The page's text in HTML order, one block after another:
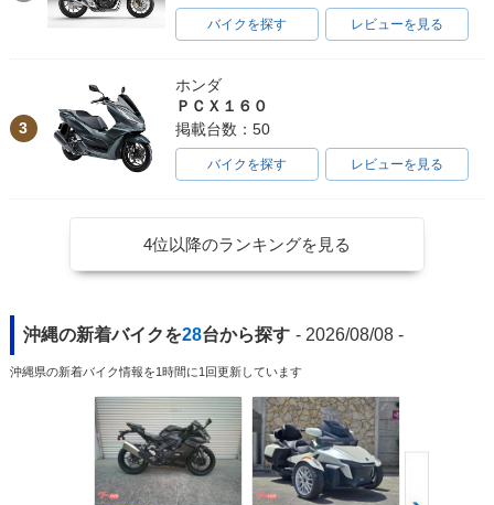
バイクを探す レビューを見る
3
ホンダ
ＰＣＸ１６０
掲載台数：50
バイクを探す レビューを見る
4位以降のランキングを見る
沖縄の新着バイクを28台から探す - 2026/08/08 -
沖縄県の新着バイク情報を1時間に1回更新しています